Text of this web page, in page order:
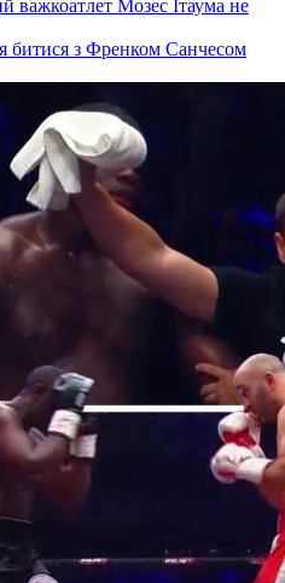
битися з Френком Санчесом